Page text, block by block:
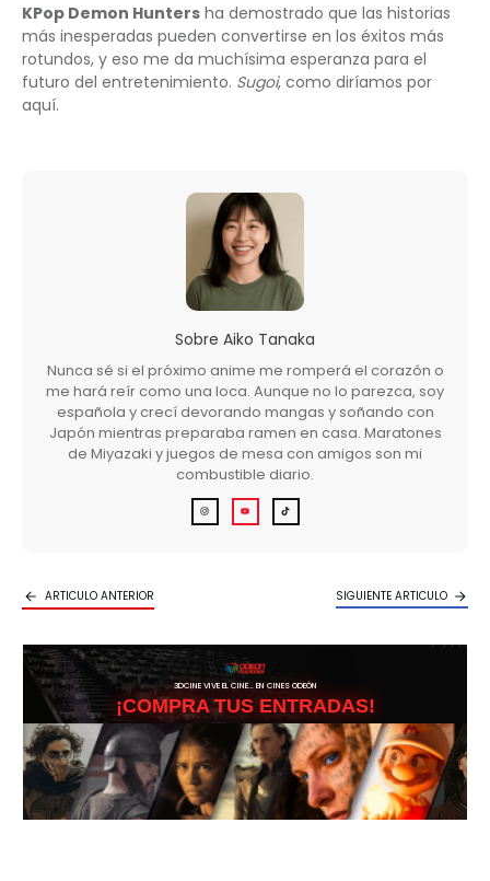
KPop Demon Hunters ha demostrado que las historias
más inesperadas pueden convertirse en los éxitos más
rotundos, y eso me da muchísima esperanza para el
futuro del entretenimiento. Sugoi, como diríamos por
aquí.
Sobre Aiko Tanaka
Nunca sé si el próximo anime me romperá el corazón o
me hará reír como una loca. Aunque no lo parezca, soy
española y crecí devorando mangas y soñando con
Japón mientras preparaba ramen en casa. Maratones
de Miyazaki y juegos de mesa con amigos son mi
combustible diario.
ARTICULO ANTERIOR SIGUIENTE ARTICULO
3DCINE VIVE EL CINE… EN CINES ODEÓN
¡COMPRA TUS ENTRADAS!